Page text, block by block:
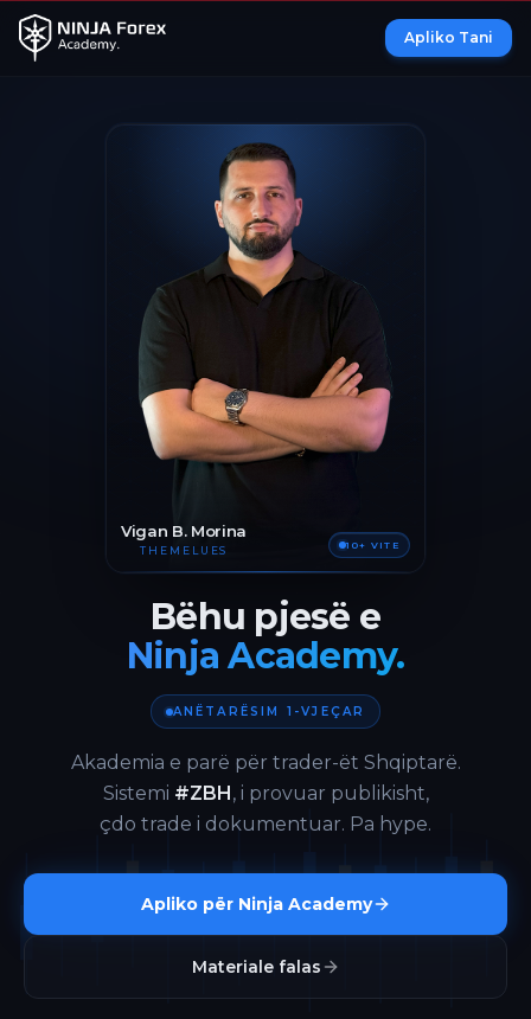
Apliko Tani
Vigan B. Morina
THEMELUES 10+ VITE
Bëhu pjesë e
Ninja Academy.
ANËTARËSIM 1-VJEÇAR
Akademia e parë për trader-ët Shqiptarë.
Sistemi #ZBH, i provuar publikisht,
çdo trade i dokumentuar. Pa hype.
Apliko për Ninja Academy
Materiale falas